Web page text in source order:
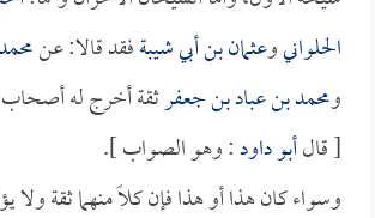
الحلوانيوعثمان بن أبي شيبةفقد قالا: عن
ومحمد بن عباد بن جعفرثقة أخرج له
[ قالأبو داود: وهو الصواب ].
وسواء كان هذا أو هذا فإن كلاً منهما ثقة ولا